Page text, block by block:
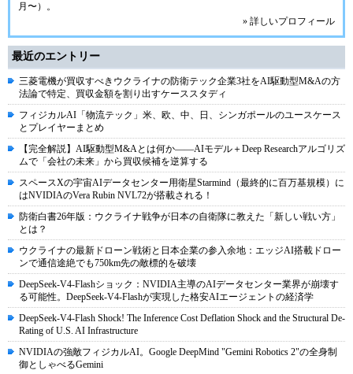
月〜）。
» 詳しいプロフィール
最近のエントリー
三菱電機が買収すべきウクライナの防衛テック企業3社をAI駆動型M&Aの方
法論で特定、買収金額を割り出すケーススタディ
フィジカルAI「物流テック」米、欧、中、日、シンガポールのユースケース
とプレイヤーまとめ
【完全解説】AI駆動型M&Aとは何か――AIモデル＋Deep Researchアルゴリズ
ムで「会社の未来」から買収候補を逆算する
スペースXの宇宙AIデータセンター用衛星Starmind（最終的に百万基規模）に
はNVIDIAのVera Rubin NVL72が搭載される！
防衛白書26年版：ウクライナ戦争が日本の自衛隊に教えた「新しい戦い方」
とは？
ウクライナの最新ドローン戦術と日本企業の参入余地：エッジAI搭載ドロー
ンで通信途絶でも750km先の敵標的を破壊
DeepSeek-V4-Flashショック：NVIDIA主導のAIデータセンター業界が崩壊す
る可能性。DeepSeek-V4-Flashが実現した格安AIエージェントの経済学
DeepSeek-V4-Flash Shock! The Inference Cost Deflation Shock and the Structural De-
Rating of U.S. AI Infrastructure
NVIDIAの強敵フィジカルAI。Google DeepMind "Gemini Robotics 2"の全身制
御としゃべるGemini